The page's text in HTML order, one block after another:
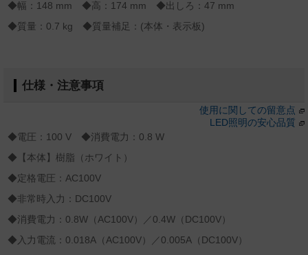
◆幅：148 mm ◆高：174 mm ◆出しろ：47 mm
◆質量：0.7 kg ◆質量補足：(本体・表示板)
仕様・注意事項
使用に関しての留意点
LED照明の安心品質
◆電圧：100 V ◆消費電力：0.8 W
◆【本体】樹脂（ホワイト）
◆定格電圧：AC100V
◆非常時入力：DC100V
◆消費電力：0.8W（AC100V）／0.4W（DC100V）
◆入力電流：0.018A（AC100V）／0.005A（DC100V）